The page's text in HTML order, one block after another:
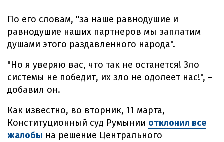
По его словам, "за наше равнодушие и
равнодушие наших партнеров мы заплатим
душами этого раздавленного народа".
"Но я уверяю вас, что так не останется! Зло
системы не победит, их зло не одолеет нас!", –
добавил он.
Как известно, во вторник, 11 марта,
Конституционный суд Румынии отклонил все
жалобы на решение Центрального